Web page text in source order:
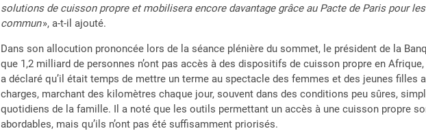
solutions de cuisson propre et mobilisera encore davantage grâce au Pacte de Paris pour
commun», a-t-il ajouté.
Dans son allocution prononcée lors de la séance plénière du sommet, le président de la
que 1,2 milliard de personnes n’ont pas accès à des dispositifs de cuisson propre en
a déclaré qu’il était temps de mettre un terme au spectacle des femmes et des jeunes filles
charges, marchant des kilomètres chaque jour, souvent dans des conditions peu sûres,
quotidiens de la famille. Il a noté que les outils permettant un accès à une cuisson propre
abordables, mais qu’ils n’ont pas été suffisamment priorisés.